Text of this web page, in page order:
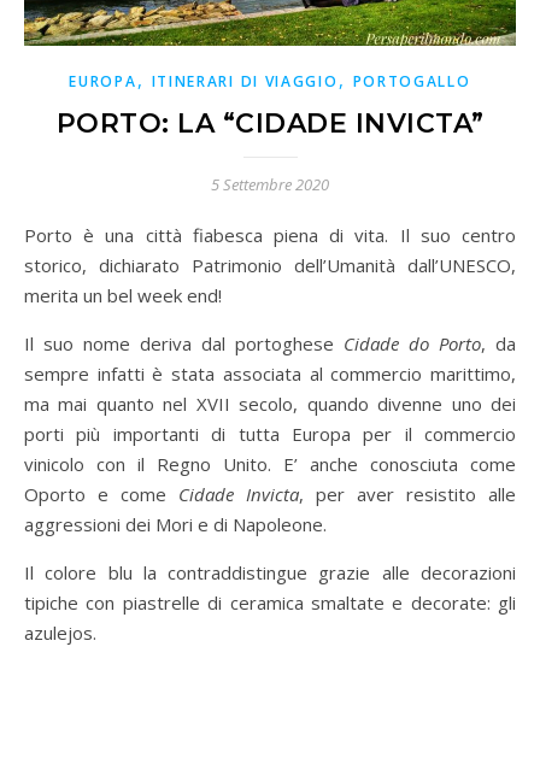
EUROPA, ITINERARI DI VIAGGIO , PORTOGALLO
PORTO: LA “CIDADE INVICTA”
5 Settembre 2020
Porto è una città fiabesca piena di vita. Il suo centro
storico, dichiarato Patrimonio dell’Umanità dall’UNESCO,
merita un bel week end!
Il suo nome deriva dal portoghese Cidade do Porto, da
sempre infatti è stata associata al commercio marittimo,
ma mai quanto nel XVII secolo, quando divenne uno dei
porti più importanti di tutta Europa per il commercio
vinicolo con il Regno Unito. E’ anche conosciuta come
Oporto e come Cidade Invicta, per aver resistito alle
aggressioni dei Mori e di Napoleone.
Il colore blu la contraddistingue grazie alle decorazioni
tipiche con piastrelle di ceramica smaltate e decorate: gli
azulejos.